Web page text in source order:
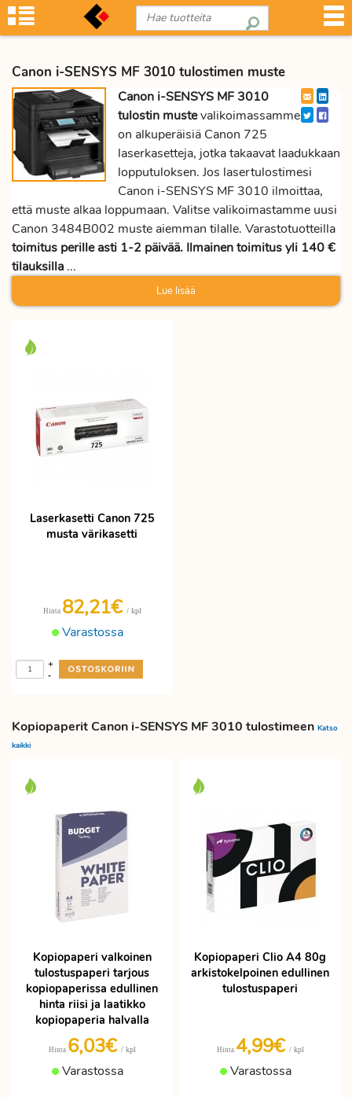
Canon i-SENSYS MF 3010 tulostimen muste
Canon i-SENSYS MF 3010
tulostin mustevalikoimassamme
on alkuperäisiä Canon 725
laserkasetteja, jotka takaavat laadukkaan
lopputuloksen. Jos lasertulostimesi
Canon i-SENSYS MF 3010 ilmoittaa,
että muste alkaa loppumaan. Valitse valikoimastamme uusi
Canon 3484B002 muste aiemman tilalle. Varastotuotteilla
toimitus perille asti 1-2 päivää. Ilmainen toimitus yli 140 €
tilauksilla ...
Lue lisää
Laserkasetti Canon 725
musta värikasetti
Varastossa
Hinta 82,21€ / kpl
-
+
Kopiopaperit Canon i-SENSYS MF 3010 tulostimeen Katso
kaikki
Kopiopaperi valkoinen
tulostuspaperi tarjous
kopiopaperissa edullinen
hinta riisi ja laatikko
kopiopaperia halvalla
Hinta 6,03€ / kpl
Varastossa
Kopiopaperi Clio A4 80g
arkistokelpoinen edullinen
tulostuspaperi
Hinta 4,99€ / kpl
Varastossa